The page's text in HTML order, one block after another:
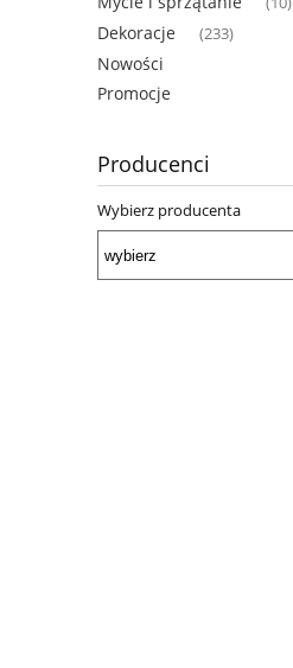
Dekoracje (233)
Nowości
Promocje
Producenci
Wybierz producenta